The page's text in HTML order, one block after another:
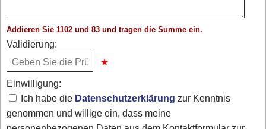
Addieren Sie 1102 und 83 und tragen die Summe ein.
Validierung:
Einwilligung:
Ich habe die Datenschutzerklärung zur Kenntnis
genommen und willige ein, dass meine